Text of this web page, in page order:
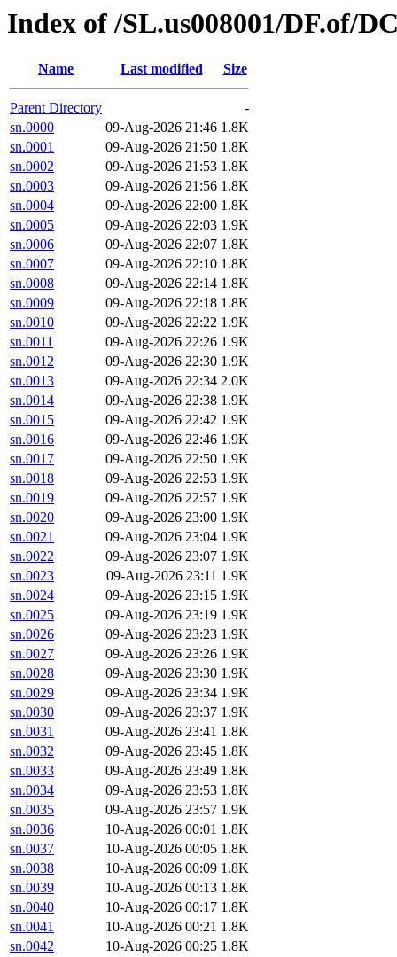
Index of /SL.us008001/DF.of/
Name Last modified Size
Parent Directory
-
sn.0000
09-Aug-2026 21:46 1.8K
sn.0001
09-Aug-2026 21:50 1.8K
sn.0002
09-Aug-2026 21:53 1.8K
sn.0003
09-Aug-2026 21:56 1.8K
sn.0004
09-Aug-2026 22:00 1.8K
sn.0005
09-Aug-2026 22:03 1.9K
sn.0006
09-Aug-2026 22:07 1.8K
sn.0007
09-Aug-2026 22:10 1.8K
sn.0008
09-Aug-2026 22:14 1.8K
sn.0009
09-Aug-2026 22:18 1.8K
sn.0010
09-Aug-2026 22:22 1.9K
sn.0011
09-Aug-2026 22:26 1.9K
sn.0012
09-Aug-2026 22:30 1.9K
sn.0013
09-Aug-2026 22:34 2.0K
sn.0014
09-Aug-2026 22:38 1.9K
sn.0015
09-Aug-2026 22:42 1.9K
sn.0016
09-Aug-2026 22:46 1.9K
sn.0017
09-Aug-2026 22:50 1.9K
sn.0018
09-Aug-2026 22:53 1.9K
sn.0019
09-Aug-2026 22:57 1.9K
sn.0020
09-Aug-2026 23:00 1.9K
sn.0021
09-Aug-2026 23:04 1.9K
sn.0022
09-Aug-2026 23:07 1.9K
sn.0023
09-Aug-2026 23:11 1.9K
sn.0024
09-Aug-2026 23:15 1.9K
sn.0025
09-Aug-2026 23:19 1.9K
sn.0026
09-Aug-2026 23:23 1.9K
sn.0027
09-Aug-2026 23:26 1.9K
sn.0028
09-Aug-2026 23:30 1.9K
sn.0029
09-Aug-2026 23:34 1.9K
sn.0030
09-Aug-2026 23:37 1.9K
sn.0031
09-Aug-2026 23:41 1.8K
sn.0032
09-Aug-2026 23:45 1.8K
sn.0033
09-Aug-2026 23:49 1.8K
sn.0034
09-Aug-2026 23:53 1.8K
sn.0035
09-Aug-2026 23:57 1.9K
sn.0036
10-Aug-2026 00:01 1.8K
sn.0037
10-Aug-2026 00:05 1.8K
sn.0038
10-Aug-2026 00:09 1.8K
sn.0039
10-Aug-2026 00:13 1.8K
sn.0040
10-Aug-2026 00:17 1.8K
sn.0041
10-Aug-2026 00:21 1.8K
sn.0042
10-Aug-2026 00:25 1.8K